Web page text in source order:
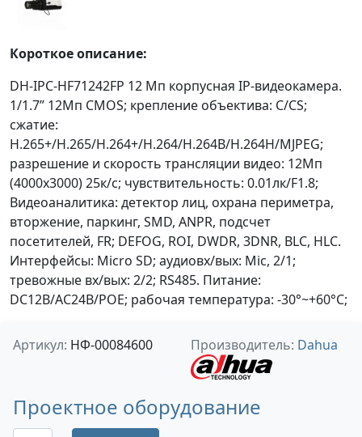
Короткое описание:
DH-IPC-HF71242FP 12 Mп корпусная IP-видеокамера.
1/1.7” 12Мп CMOS; крепление объектива: C/CS;
сжатие:
H.265+/H.265/H.264+/H.264/H.264B/H.264H/MJPEG;
разрешение и скорость трансляции видео: 12Мп
(4000х3000) 25к/с; чувствительность: 0.01лк/F1.8;
Видеоаналитика: детектор лиц, охрана периметра,
вторжение, паркинг, SMD, ANPR, подсчет
посетителей, FR; DEFOG, ROI, DWDR, 3DNR, BLC, HLC.
Интерфейсы: Micro SD; аудиовх/вых: Mic, 2/1;
тревожные вх/вых: 2/2; RS485. Питание:
DC12В/AC24В/PОE; рабочая температура: -30°~+60°С;
Артикул: НФ-00084600 Производитель: Dahua
Проектное оборудование